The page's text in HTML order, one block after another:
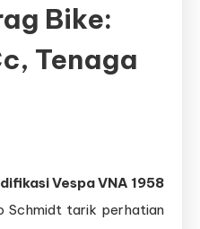
Bike:
Tenaga
Vespa VNA 1958
Schmidt tarik perhatian